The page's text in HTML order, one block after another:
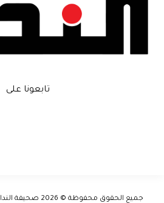
تابعونا على
جميع الحقوق محفوظة © 2026 صحيفة